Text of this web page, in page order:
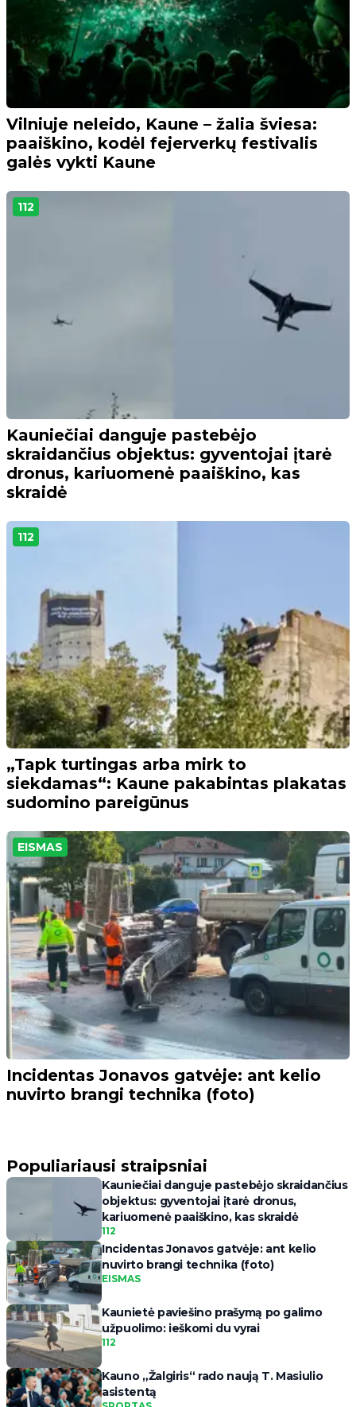
Vilniuje neleido, Kaune – žalia šviesa:
paaiškino, kodėl fejerverkų festivalis
galės vykti Kaune
112
Kauniečiai danguje pastebėjo
skraidančius objektus: gyventojai įtarė
dronus, kariuomenė paaiškino, kas
skraidė
112
„Tapk turtingas arba mirk to
siekdamas“: Kaune pakabintas plakatas
sudomino pareigūnus
EISMAS
Incidentas Jonavos gatvėje: ant kelio
nuvirto brangi technika (foto)
Populiariausi straipsniai
Kauniečiai danguje pastebėjo skraidančius
objektus: gyventojai įtarė dronus,
kariuomenė paaiškino, kas skraidė
112
Incidentas Jonavos gatvėje: ant kelio
nuvirto brangi technika (foto)
EISMAS
Kaunietė paviešino prašymą po galimo
užpuolimo: ieškomi du vyrai
112
Kauno „Žalgiris“ rado naują T. Masiulio
asistentą